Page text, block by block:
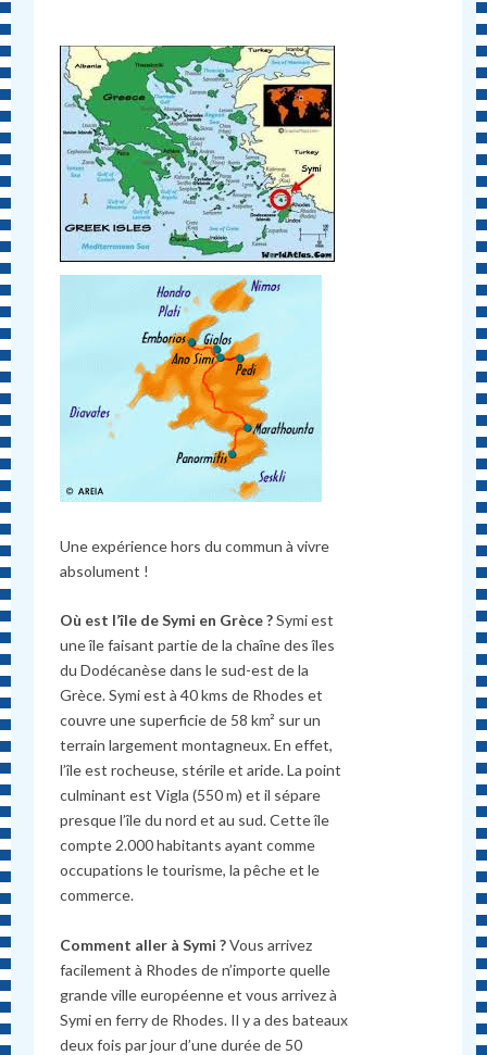
Une expérience hors du commun à vivre
absolument !
Où est l’île de Symi en Grèce ?Symi est
une île faisant partie de la chaîne des îles
du Dodécanèse dans le sud-est de la
Grèce. Symi est à 40 kms de Rhodes et
couvre une superficie de 58 km² sur un
terrain largement montagneux. En effet,
l’île est rocheuse, stérile et aride. La point
culminant est Vigla (550 m) et il sépare
presque l’île du nord et au sud. Cette île
compte 2.000 habitants ayant comme
occupations le tourisme, la pêche et le
commerce.
Comment aller à Symi ?Vous arrivez
facilement à Rhodes de n’importe quelle
grande ville européenne et vous arrivez à
Symi en ferry de Rhodes. Il y a des bateaux
deux fois par jour d’une durée de 50